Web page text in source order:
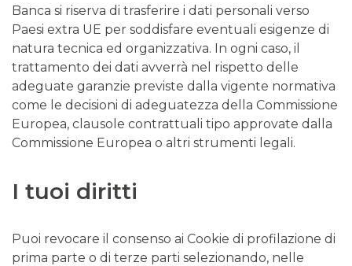
Banca si riserva di trasferire i dati personali verso
Paesi extra UE per soddisfare eventuali esigenze di
natura tecnica ed organizzativa. In ogni caso, il
trattamento dei dati avverrà nel rispetto delle
adeguate garanzie previste dalla vigente normativa
come le decisioni di adeguatezza della Commissione
Europea, clausole contrattuali tipo approvate dalla
Commissione Europea o altri strumenti legali.
I tuoi diritti
Puoi revocare il consenso ai Cookie di profilazione di
prima parte o di terze parti selezionando, nelle